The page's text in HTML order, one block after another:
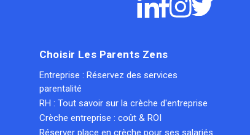
Choisir Les Parents Zens
Entreprise : Réservez des services
parentalité
RH : Tout savoir sur la crèche d'entreprise
Crèche entreprise : coût & ROI
Réserver place en crèche pour ses salariés